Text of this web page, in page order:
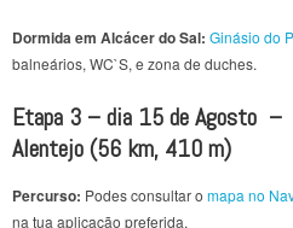
Dormida em Alcácer do Sal: Ginásio do
balneários, WC`S, e zona de duches.
Etapa 3 – dia 15 de Agosto –
Alentejo (56 km, 410 m)
Percurso: Podes consultar o mapa no
na tua aplicação preferida.